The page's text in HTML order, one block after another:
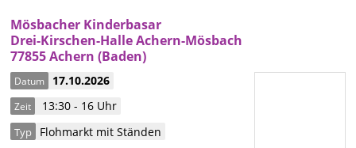
Mösbacher Kinderbasar
Drei-Kirschen-Halle Achern-Mösbach
77855 Achern (Baden)
Datum 17.10.2026
Zeit 13:30 - 16 Uhr
Typ Flohmarkt mit Ständen